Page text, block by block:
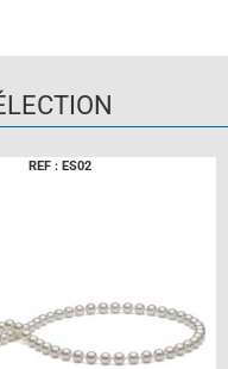
REF : ES02